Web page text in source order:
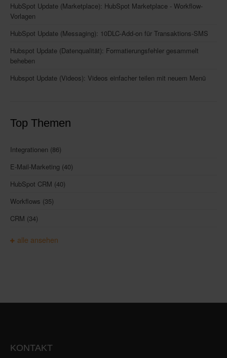
HubSpot Update (Marketplace): HubSpot Marketplace - Workflow-
Vorlagen
HubSpot Update (Messaging): 10DLC-Add-on für Transaktions-SMS
Hubspot Update (Datenqualität): Formatierungsfehler gesammelt
beheben
Hubspot Update (Videos): Videos einfacher teilen mit neuem Menü
Top Themen
Integrationen (86)
E-Mail-Marketing (40)
HubSpot CRM (40)
Workflows (35)
CRM (34)
alle ansehen
KONTAKT